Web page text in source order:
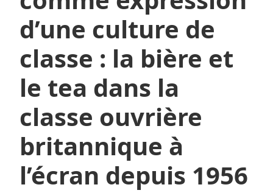
d’une culture de
classe : la bière et
le tea dans la
classe ouvrière
britannique à
l’écran depuis 1956